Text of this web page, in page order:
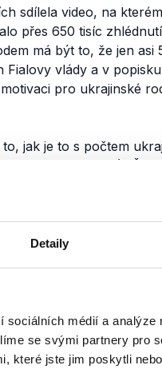
Detaily
médií a
se svými partnery pro
které jste jim poskytli
sdílela video, na
přes 650 tisíc
má být to, že jen
vlády a v
pro ukrajinské
jak je to s počtem
občanů mj. také
školství (.
mezi nimi bylo
konzervatoří se
azylanti. Na konci
dětí a dospívajících ve